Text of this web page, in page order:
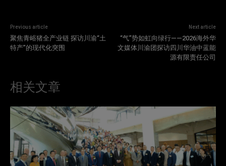
Previous article
聚焦青峪猪全产业链 探访川渝“土
特产”的现代化突围
Next article
“气”势如虹向绿行——2026海外华
文媒体川渝团探访四川华油中蓝能
源有限责任公司
相关文章